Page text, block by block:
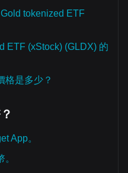
tokenized ETF
ETF (xStock) (GLDX) 的
格是多少？
App。